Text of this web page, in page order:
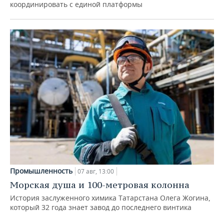
координировать с единой платформы
Промышленность 07 авг, 13:00
Морская душа и 100-метровая колонна
История заслуженного химика Татарстана Олега Жогина,
который 32 года знает завод до последнего винтика